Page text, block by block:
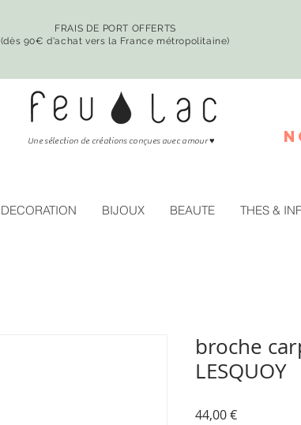
FRAIS DE PORT OFFERTS
(dès 90€ d'achat vers la France métropolitaine)
Une sélection de créations conçues avec amour♥
DECORATION BIJOUX BEAUTE THES &
broche
LESQUOY
44,00 €Prix